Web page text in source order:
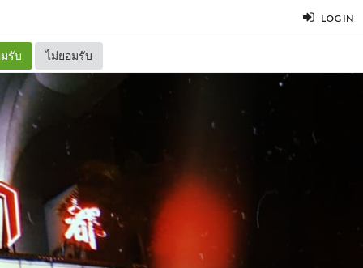
LOG IN
รับ ไม่ยอมรับ